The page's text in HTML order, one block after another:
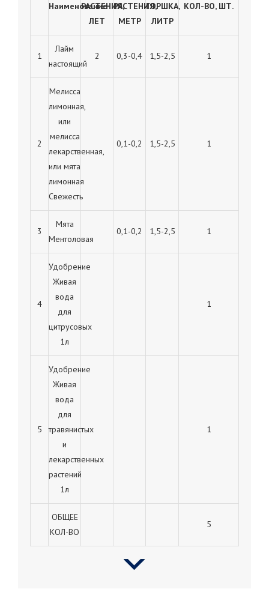
Наименование
РАСТЕНИЯ,
ЛЕТ
РАСТЕНИЯ,
МЕТР
ГОРШКА,
ЛИТР
КОЛ-ВО, ШТ.
1
Лайм
настоящий
2 0,3-0,4 1,5-2,5 1
2
Мелисса
лимонная,
или
мелисса
лекарственная,
или мята
лимонная
Свежесть
0,1-0,2 1,5-2,5 1
3
Мята
Ментоловая
0,1-0,2 1,5-2,5 1
4
Удобрение
Живая
вода
для
цитрусовых
1л
1
5
Удобрение
Живая
вода
для
травянистых
и
лекарственных
растений
1л
1
ОБЩЕЕ
КОЛ-ВО
5